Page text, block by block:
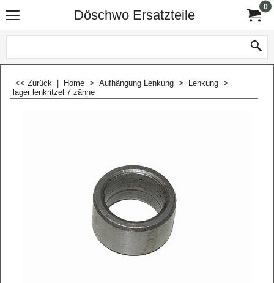
Döschwo Ersatzteile
0
<< Zurück Home > Aufhängung Lenkung > Lenkung >
lager lenkritzel 7 zähne